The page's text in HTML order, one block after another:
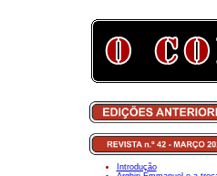
Introdução